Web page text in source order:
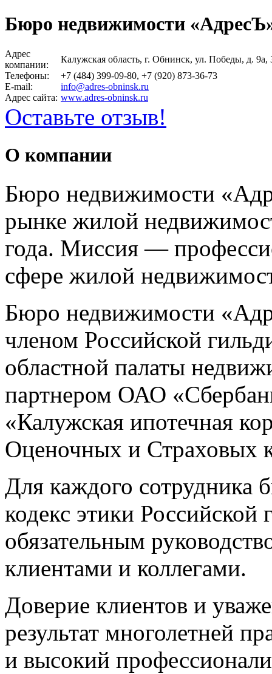
Бюро недвижимости
Адрес
компании:
Калужская область, г. Обнинск, ул. Победы, д.
Телефоны:
+7 (484) 399-09-80, +7 (920) 873-36-73
E-mail:
info@adres-obninsk.ru
Адрес сайта: www.adres-obninsk.ru
Оставьте отзыв!
О компании
Бюро недвижимости
рынке жилой
года. Миссия —
сфере жилой
Бюро недвижимости
членом Российской
областной палаты
партнером ОАО
«Калужская ипотечная
Оценочных и Страховых
Для каждого
кодекс этики Российской
обязательным
клиентами и коллегами.
Доверие клиентов и
результат многолетней
и высокий